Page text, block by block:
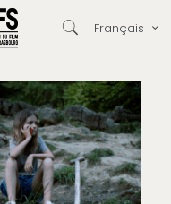
Français